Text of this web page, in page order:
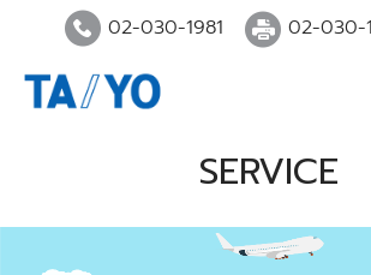
02-030-1981 02-030-
SERVICE